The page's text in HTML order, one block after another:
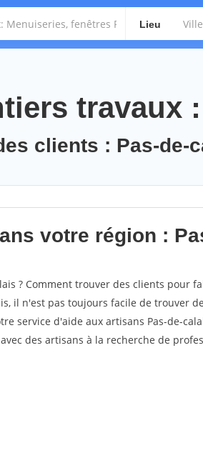
Lieu
travaux
clients : Pas-de-
votre région :
? Comment trouver des clients pour
il n'est pas toujours facile de trouver
service d'aide aux artisans Pas-de-
des artisans à la recherche de